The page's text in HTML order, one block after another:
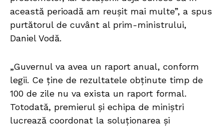
această perioadă am reușit mai multe”, a spus
purtătorul de cuvânt al prim-ministrului,
Daniel Vodă.
„Guvernul va avea un raport anual, conform
legii. Ce ține de rezultatele obținute timp de
100 de zile nu va exista un raport formal.
Totodată, premierul și echipa de miniștri
lucrează coordonat la soluționarea și